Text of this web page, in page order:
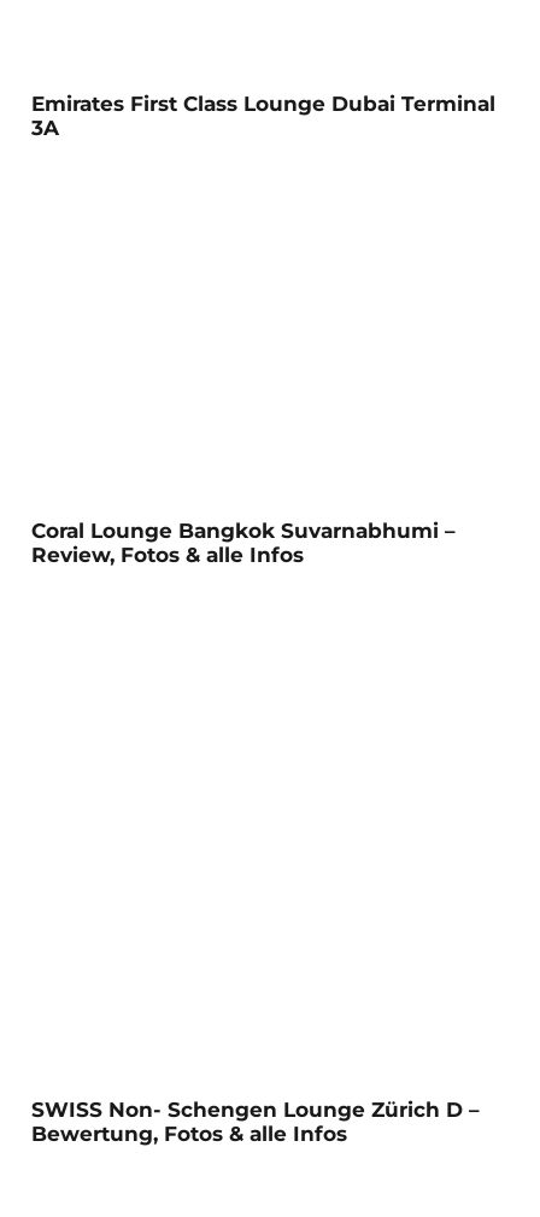
Emirates First Class Lounge Dubai Terminal
3A
Coral Lounge Bangkok Suvarnabhumi –
Review, Fotos & alle Infos
SWISS Non- Schengen Lounge Zürich D –
Bewertung, Fotos & alle Infos